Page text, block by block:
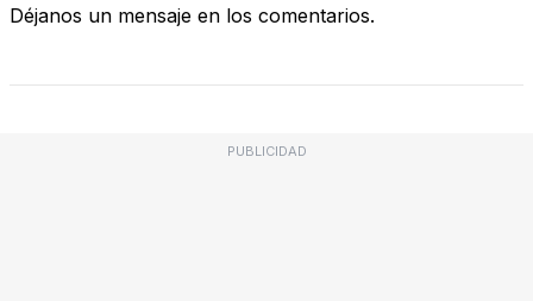
Déjanos un mensaje en los comentarios.
PUBLICIDAD